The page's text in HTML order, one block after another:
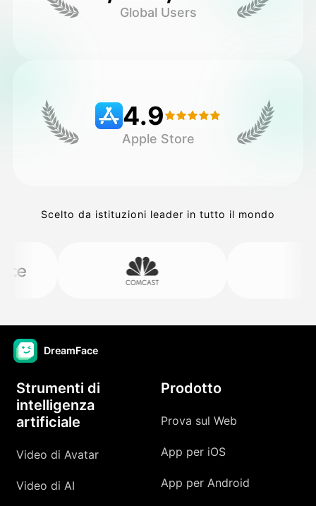
Global Users
4.9
Apple Store
Scelto da istituzioni leader in tutto il mondo
DreamFace
Strumenti di
intelligenza
artificiale
Video di Avatar
Video di AI
Prodotto
Prova sul Web
App per iOS
App per Android